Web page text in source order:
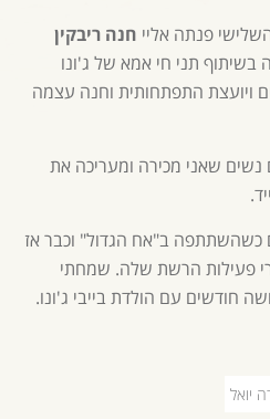
פנתה אלייחנה ריבקין
תני חי אמא של ג'ונו
התפתחותית וחנה עצמה
שאני מכירה ומעריכה את
ב"אח הגדול" וכבר אז
פעילות הרשת שלה. שמחתי
חודשים עם הולדת בייבי ג'ונו.